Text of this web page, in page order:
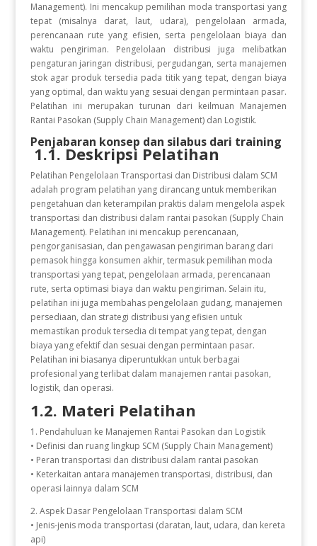
Management). Ini mencakup pemilihan moda transportasi yang
tepat (misalnya darat, laut, udara), pengelolaan armada,
perencanaan rute yang efisien, serta pengelolaan biaya dan
waktu pengiriman. Pengelolaan distribusi juga melibatkan
pengaturan jaringan distribusi, pergudangan, serta manajemen
stok agar produk tersedia pada titik yang tepat, dengan biaya
yang optimal, dan waktu yang sesuai dengan permintaan pasar.
Pelatihan ini merupakan turunan dari keilmuan Manajemen
Rantai Pasokan (Supply Chain Management) dan Logistik.
Penjabaran konsep dan silabus dari training
1.1. Deskripsi Pelatihan
Pelatihan Pengelolaan Transportasi dan Distribusi dalam SCM
adalah program pelatihan yang dirancang untuk memberikan
pengetahuan dan keterampilan praktis dalam mengelola aspek
transportasi dan distribusi dalam rantai pasokan (Supply Chain
Management). Pelatihan ini mencakup perencanaan,
pengorganisasian, dan pengawasan pengiriman barang dari
pemasok hingga konsumen akhir, termasuk pemilihan moda
transportasi yang tepat, pengelolaan armada, perencanaan
rute, serta optimasi biaya dan waktu pengiriman. Selain itu,
pelatihan ini juga membahas pengelolaan gudang, manajemen
persediaan, dan strategi distribusi yang efisien untuk
memastikan produk tersedia di tempat yang tepat, dengan
biaya yang efektif dan sesuai dengan permintaan pasar.
Pelatihan ini biasanya diperuntukkan untuk berbagai
profesional yang terlibat dalam manajemen rantai pasokan,
logistik, dan operasi.
1.2. Materi Pelatihan
1. Pendahuluan ke Manajemen Rantai Pasokan dan Logistik
• Definisi dan ruang lingkup SCM (Supply Chain Management)
• Peran transportasi dan distribusi dalam rantai pasokan
• Keterkaitan antara manajemen transportasi, distribusi, dan
operasi lainnya dalam SCM
2. Aspek Dasar Pengelolaan Transportasi dalam SCM
• Jenis-jenis moda transportasi (daratan, laut, udara, dan kereta
api)